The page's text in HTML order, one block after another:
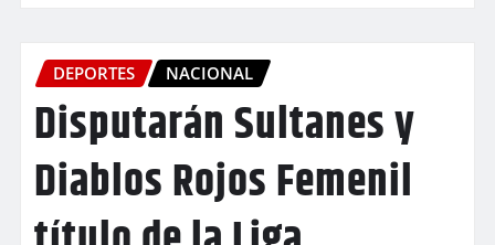
DEPORTES NACIONAL
Disputarán Sultanes y
Diablos Rojos Femenil